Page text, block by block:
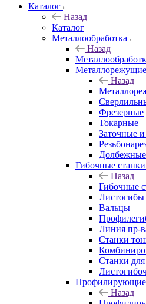
Каталог
Назад
Каталог
Металлообработка
Назад
Назад
Фрезерные
Токарные
Заточные
Долбежные
Гибочные станки
Назад
Гибочные
Листогибы
Вальцы
Линия пр-
Станки
Станки
Профилирующие
Назад